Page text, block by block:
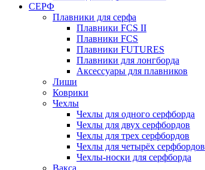
СЕРФ
Плавники для серфа
Плавники FCS II
Плавники FCS
Плавники FUTURES
Плавники для лонгборда
Аксессуары для плавников
Лиши
Коврики
Чехлы
Чехлы для одного серфборда
Чехлы для двух серфбордов
Чехлы для трех серфбордов
Чехлы для четырёх серфбордов
Чехлы-носки для серфборда
Вакса